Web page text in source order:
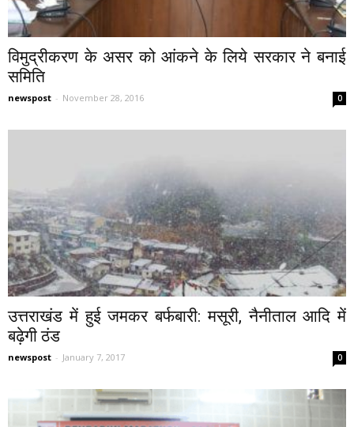
विमुद्रीकरण के असर को आंकने के लिये सरकार ने बनाई
समिति
newspost - November 28, 2016 0
उत्तराखंड में हुई जमकर बर्फबारी: मसूरी, नैनीताल आदि में
बढ़ेगी ठंड
newspost - January 7, 2017 0